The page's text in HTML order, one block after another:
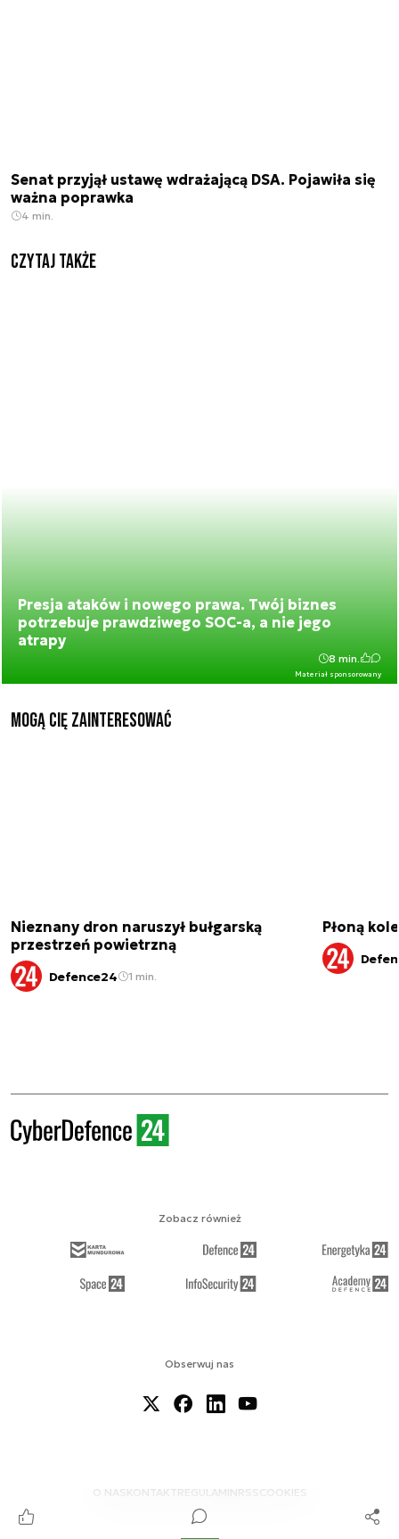
Senat przyjął ustawę wdrażającą DSA. Pojawiła się
ważna poprawka
4 min.
Czytaj także
Presja ataków i nowego prawa. Twój biznes
potrzebuje prawdziwego SOC-a, a nie jego
atrapy
Materiał sponsorowany
8 min.
Mogą Cię zainteresować
Nieznany dron naruszył bułgarską
przestrzeń powietrzną
Defence24 1 min.
Płoną
Obserwuj nas
O NAS KONTAKTREGULAMINRSS COOKIES
Zobacz również